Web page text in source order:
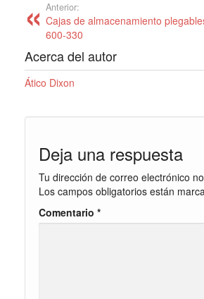
Anterior:
Cajas de almacenamiento
600-330
Acerca del autor
Ático Dixon
Deja una respuesta
Tu dirección de correo electrónico
Los campos obligatorios están
Comentario *